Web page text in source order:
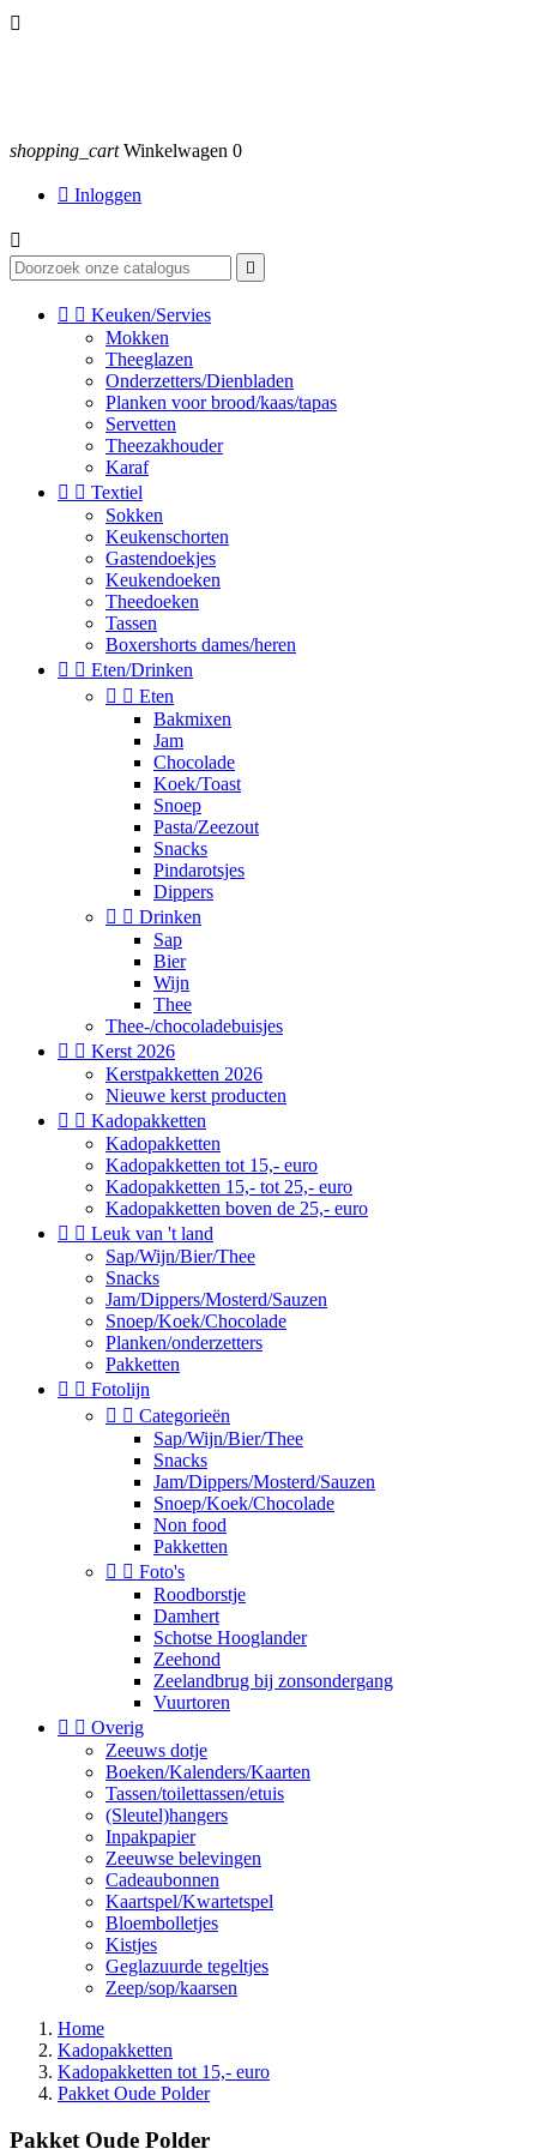

shopping_cart Winkelwagen 0
 Inloggen


  Keuken/Servies
Mokken
Theeglazen
Onderzetters/Dienbladen
Planken voor brood/kaas/tapas
Servetten
Theezakhouder
Karaf
  Textiel
Sokken
Keukenschorten
Gastendoekjes
Keukendoeken
Theedoeken
Tassen
Boxershorts dames/heren
  Eten/Drinken
  Eten
Bakmixen
Jam
Chocolade
Koek/Toast
Snoep
Pasta/Zeezout
Snacks
Pindarotsjes
Dippers
  Drinken
Sap
Bier
Wijn
Thee
Thee-/chocoladebuisjes
  Kerst 2026
Kerstpakketten 2026
Nieuwe kerst producten
  Kadopakketten
Kadopakketten
Kadopakketten tot 15,- euro
Kadopakketten 15,- tot 25,- euro
Kadopakketten boven de 25,- euro
  Leuk van 't land
Sap/Wijn/Bier/Thee
Snacks
Jam/Dippers/Mosterd/Sauzen
Snoep/Koek/Chocolade
Planken/onderzetters
Pakketten
  Fotolijn
  Categorieën
Sap/Wijn/Bier/Thee
Snacks
Jam/Dippers/Mosterd/Sauzen
Snoep/Koek/Chocolade
Non food
Pakketten
  Foto's
Roodborstje
Damhert
Schotse Hooglander
Zeehond
Zeelandbrug bij zonsondergang
Vuurtoren
  Overig
Zeeuws dotje
Boeken/Kalenders/Kaarten
Tassen/toilettassen/etuis
(Sleutel)hangers
Inpakpapier
Zeeuwse belevingen
Cadeaubonnen
Kaartspel/Kwartetspel
Bloembolletjes
Kistjes
Geglazuurde tegeltjes
Zeep/sop/kaarsen
Home
Kadopakketten
Kadopakketten tot 15,- euro
Pakket Oude Polder
Pakket Oude Polder